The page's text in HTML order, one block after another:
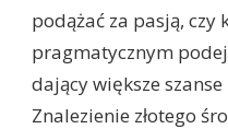
podążać za pasją, czy
pragmatycznym
dający większe
Znalezienie złotego